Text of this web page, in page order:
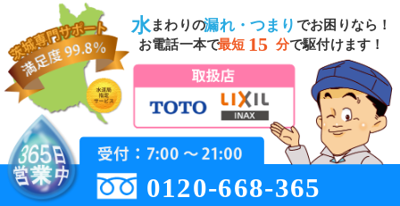
er
e
b
o
o
k
0120-668-365
水まわりの漏れ・つまり でお困りなら！
お電話一本で最短 分で駆付けます！
15